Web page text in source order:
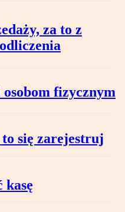
za to z
fizycznym
się zarejestruj
kasę